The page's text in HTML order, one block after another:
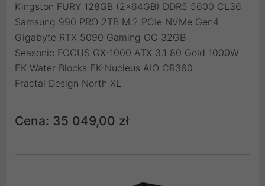
Kingston FURY 128GB (2x64GB) DDR5 5600 CL36
Samsung 990 PRO 2TB M.2 PCIe NVMe Gen4
Gigabyte RTX 5090 Gaming OC 32GB
Seasonic FOCUS GX-1000 ATX 3.1 80 Gold 1000W
EK Water Blocks EK-Nucleus AIO CR360
Fractal Design North XL
Cena: 35 049,00 zł